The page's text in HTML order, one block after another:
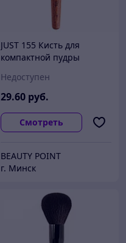
JUST 155 Кисть для
компактной пудры
покрытием)
Недоступен
29.60 руб.
Смотреть
BEAUTY POINT
г. Минск